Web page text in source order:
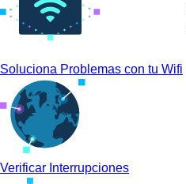
Soluciona Problemas con tu Wifi
Verificar Interrupciones